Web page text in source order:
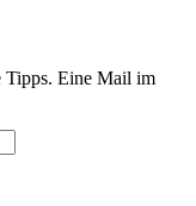
Tipps. Eine Mail im